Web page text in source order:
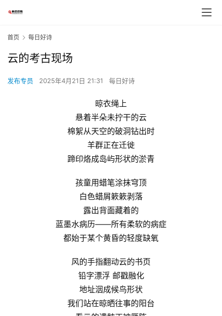
首页 每日好诗
云的考古现场
发布专员 2025年4月21日 21:31 每日好诗
晾衣绳上
悬着半朵未拧干的云
棉絮从天空的破洞钻出时
羊群正在迁徙
蹄印烙成岛屿形状的淤青
孩童用蜡笔涂抹穹顶
白色蜡屑簌簌剥落
露出背面藏着的
蓝墨水病历——所有柔软的病症
都始于某个黄昏的轻度缺氧
风的手指翻动云的书页
铅字漂浮 邮戳融化
地址洇成候鸟形状
我们站在晾晒往事的阳台